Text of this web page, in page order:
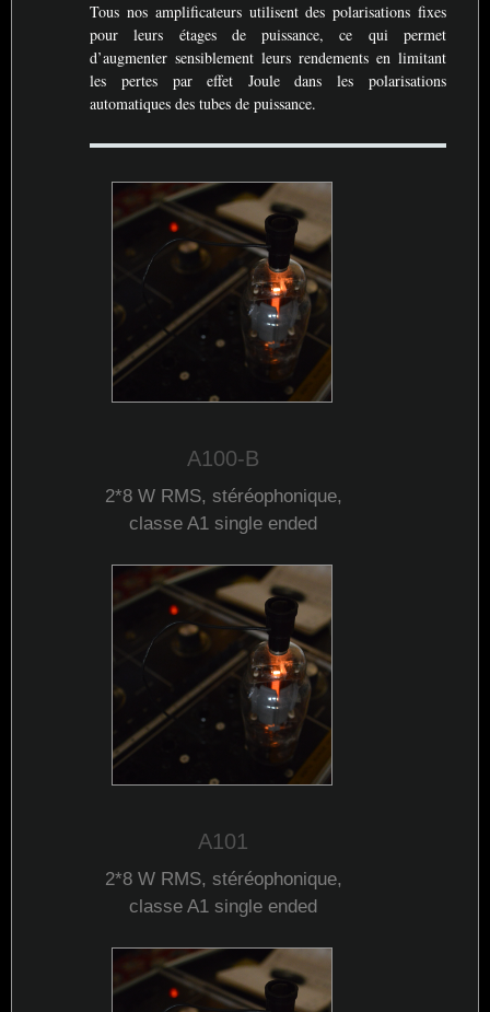
Tous nos amplificateurs utilisent des polarisations fixes
pour leurs étages de puissance, ce qui permet
d’augmenter sensiblement leurs rendements en limitant
les pertes par effet Joule dans les polarisations
automatiques des tubes de puissance.
A100-B
2*8 W RMS, stéréophonique,
classe A1 single ended
A101
2*8 W RMS, stéréophonique,
classe A1 single ended